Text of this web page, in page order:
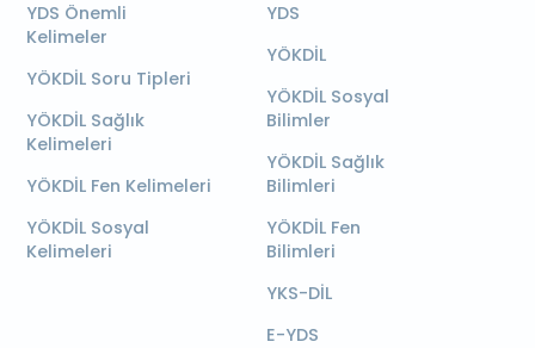
YDS Önemli
Kelimeler
YÖKDİL Soru Tipleri
YÖKDİL Sağlık
Kelimeleri
YÖKDİL Fen Kelimeleri
YÖKDİL Sosyal
Kelimeleri
YDS
YÖKDİL
YÖKDİL Sosyal
Bilimler
YÖKDİL Sağlık
Bilimleri
YÖKDİL Fen
Bilimleri
YKS-DİL
E-YDS